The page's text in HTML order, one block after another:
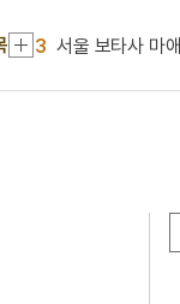
3
4 서희